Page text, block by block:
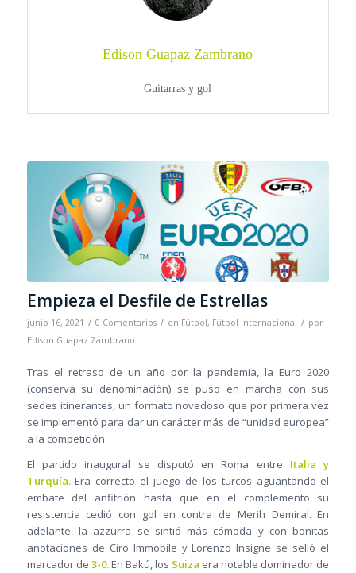
Edison Guapaz Zambrano
Guitarras y gol
Empieza el Desfile de Estrellas
junio 16, 2021 / 0 Comentarios / en Fútbol, Fútbol Internacional / por
Edison Guapaz Zambrano
Tras el retraso de un año por la pandemia, la Euro 2020
(conserva su denominación) se puso en marcha con sus
sedes itinerantes, un formato novedoso que por primera vez
se implementó para dar un carácter más de “unidad europea”
a la competición.
El partido inaugural se disputó en Roma entre Italia y
Turquía.Era correcto el juego de los turcos aguantando el
embate del anfitrión hasta que en el complemento su
resistencia cedió con gol en contra de Merih Demiral. En
adelante, la azzurra se sintió más cómoda y con bonitas
anotaciones de Ciro Immobile y Lorenzo Insigne se selló el
marcador de 3-0.En Bakú, los Suiza era notable dominador de